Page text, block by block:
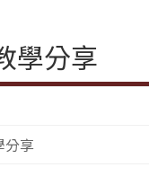
學分享
分享